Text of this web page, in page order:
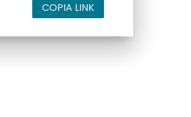
COPIA LINK